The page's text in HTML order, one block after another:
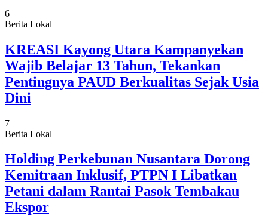
6
Berita Lokal
KREASI Kayong Utara Kampanyekan
Wajib Belajar 13 Tahun, Tekankan
Pentingnya PAUD Berkualitas Sejak Usia
Dini
7
Berita Lokal
Holding Perkebunan Nusantara Dorong
Kemitraan Inklusif, PTPN I Libatkan
Petani dalam Rantai Pasok Tembakau
Ekspor